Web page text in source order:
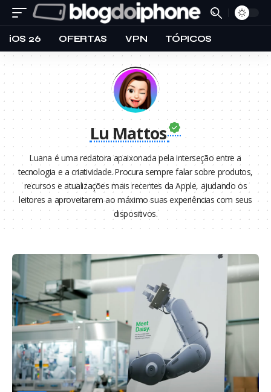
iOS 26 OFERTAS VPN TÓPICOS
Lu Mattos
Luana é uma redatora apaixonada pela interseção entre a
tecnologia e a criatividade. Procura sempre falar sobre produtos,
recursos e atualizações mais recentes da Apple, ajudando os
leitores a aproveitarem ao máximo suas experiências com seus
dispositivos.